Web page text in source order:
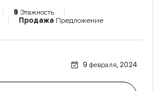
9 Этажность
Продажа Предложение
9 февраля, 2024